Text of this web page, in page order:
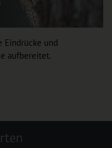
Eindrücke und
aufbereitet.